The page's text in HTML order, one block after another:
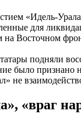
«Идель-
для
Восточном
подняли
было
«враг